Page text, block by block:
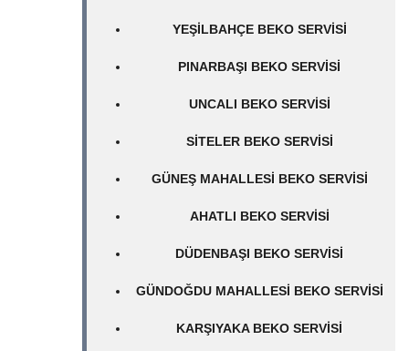
YEŞILBAHÇE BEKO SERVISI
PINARBAŞI BEKO SERVISI
UNCALI BEKO SERVISI
SITELER BEKO SERVISI
GÜNEŞ MAHALLESI BEKO SERVISI
AHATLI BEKO SERVISI
DÜDENBAŞI BEKO SERVISI
GÜNDOĞDU MAHALLESI BEKO SERVISI
KARŞIYAKA BEKO SERVISI